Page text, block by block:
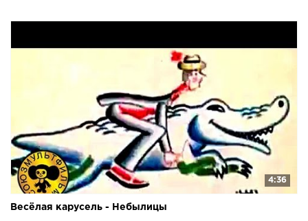
4:36
Весёлая карусель - Небылицы